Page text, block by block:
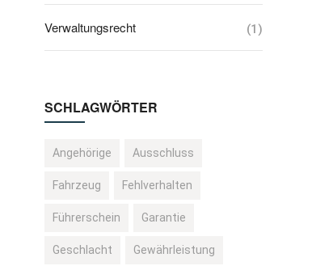
Verwaltungsrecht (1)
SCHLAGWÖRTER
Angehörige Ausschluss
Fahrzeug Fehlverhalten
Führerschein Garantie
Geschlacht Gewährleistung